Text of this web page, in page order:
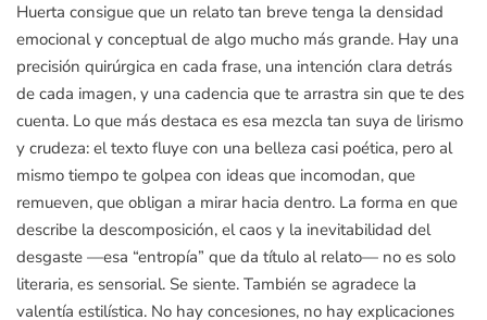
Huerta consigue que un relato tan breve tenga la densidad
emocional y conceptual de algo mucho más grande. Hay una
precisión quirúrgica en cada frase, una intención clara detrás
de cada imagen, y una cadencia que te arrastra sin que te des
cuenta. Lo que más destaca es esa mezcla tan suya de lirismo
y crudeza: el texto fluye con una belleza casi poética, pero al
mismo tiempo te golpea con ideas que incomodan, que
remueven, que obligan a mirar hacia dentro. La forma en que
describe la descomposición, el caos y la inevitabilidad del
desgaste —esa “entropía” que da título al relato— no es solo
literaria, es sensorial. Se siente. También se agradece la
valentía estilística. No hay concesiones, no hay explicaciones